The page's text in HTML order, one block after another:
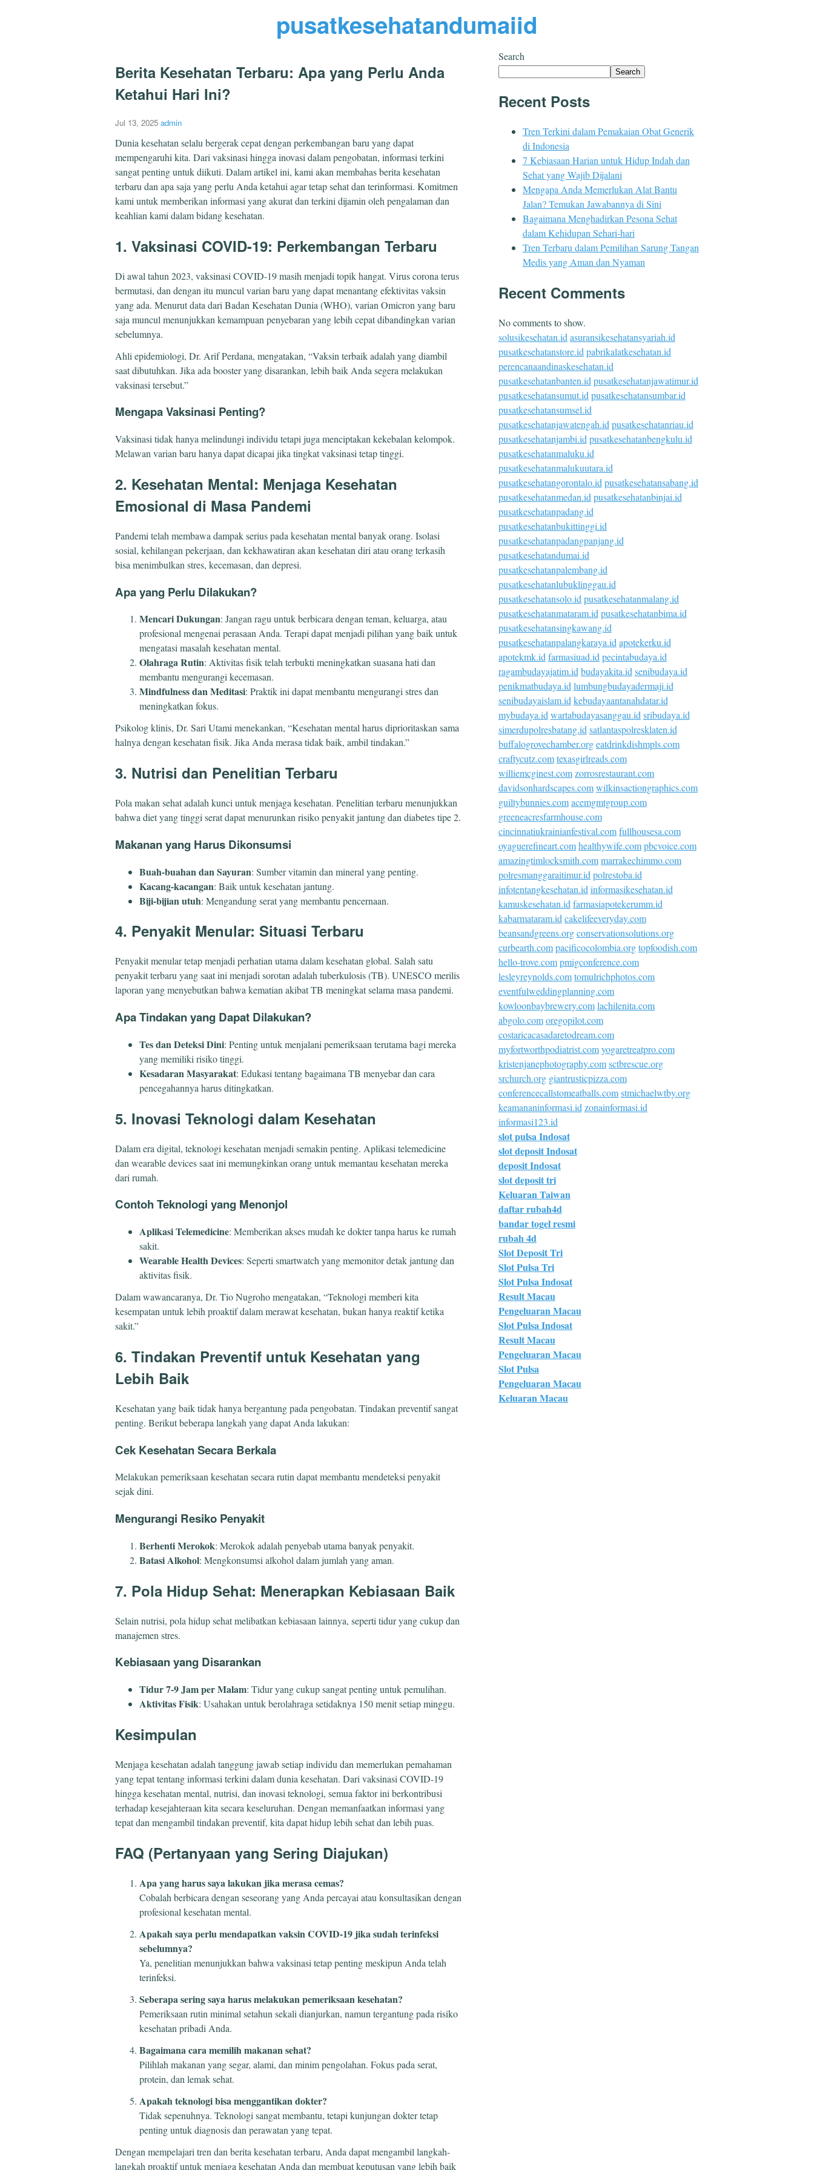
pusatkesehatandumaiid
Berita Kesehatan Terbaru: Apa yang Perlu Anda
Ketahui Hari Ini?
Jul 13, 2025 admin
Dunia kesehatan selalu bergerak cepat dengan perkembangan baru yang dapat
mempengaruhi kita. Dari vaksinasi hingga inovasi dalam pengobatan, informasi terkini
sangat penting untuk diikuti. Dalam artikel ini, kami akan membahas berita kesehatan
terbaru dan apa saja yang perlu Anda ketahui agar tetap sehat dan terinformasi. Komitmen
kami untuk memberikan informasi yang akurat dan terkini dijamin oleh pengalaman dan
keahlian kami dalam bidang kesehatan.
1. Vaksinasi COVID-19: Perkembangan Terbaru
Di awal tahun 2023, vaksinasi COVID-19 masih menjadi topik hangat. Virus corona terus
bermutasi, dan dengan itu muncul varian baru yang dapat menantang efektivitas vaksin
yang ada. Menurut data dari Badan Kesehatan Dunia (WHO), varian Omicron yang baru
saja muncul menunjukkan kemampuan penyebaran yang lebih cepat dibandingkan varian
sebelumnya.
Ahli epidemiologi, Dr. Arif Perdana, mengatakan, “Vaksin terbaik adalah yang diambil
saat dibutuhkan. Jika ada booster yang disarankan, lebih baik Anda segera melakukan
vaksinasi tersebut.”
Mengapa Vaksinasi Penting?
Vaksinasi tidak hanya melindungi individu tetapi juga menciptakan kekebalan kelompok.
Melawan varian baru hanya dapat dicapai jika tingkat vaksinasi tetap tinggi.
2. Kesehatan Mental: Menjaga Kesehatan
Emosional di Masa Pandemi
Pandemi telah membawa dampak serius pada kesehatan mental banyak orang. Isolasi
sosial, kehilangan pekerjaan, dan kekhawatiran akan kesehatan diri atau orang terkasih
bisa menimbulkan stres, kecemasan, dan depresi.
Apa yang Perlu Dilakukan?
Mencari Dukungan: Jangan ragu untuk berbicara dengan teman, keluarga, atau
profesional mengenai perasaan Anda. Terapi dapat menjadi pilihan yang baik untuk
mengatasi masalah kesehatan mental.
Olahraga Rutin: Aktivitas fisik telah terbukti meningkatkan suasana hati dan
membantu mengurangi kecemasan.
Mindfulness dan Meditasi: Praktik ini dapat membantu mengurangi stres dan
meningkatkan fokus.
Psikolog klinis, Dr. Sari Utami menekankan, “Kesehatan mental harus diprioritaskan sama
halnya dengan kesehatan fisik. Jika Anda merasa tidak baik, ambil tindakan.”
3. Nutrisi dan Penelitian Terbaru
Pola makan sehat adalah kunci untuk menjaga kesehatan. Penelitian terbaru menunjukkan
bahwa diet yang tinggi serat dapat menurunkan risiko penyakit jantung dan diabetes tipe 2.
Makanan yang Harus Dikonsumsi
Buah-buahan dan Sayuran: Sumber vitamin dan mineral yang penting.
Kacang-kacangan: Baik untuk kesehatan jantung.
Biji-bijian utuh: Mengandung serat yang membantu pencernaan.
4. Penyakit Menular: Situasi Terbaru
Penyakit menular tetap menjadi perhatian utama dalam kesehatan global. Salah satu
penyakit terbaru yang saat ini menjadi sorotan adalah tuberkulosis (TB). UNESCO merilis
laporan yang menyebutkan bahwa kematian akibat TB meningkat selama masa pandemi.
Apa Tindakan yang Dapat Dilakukan?
Tes dan Deteksi Dini: Penting untuk menjalani pemeriksaan terutama bagi mereka
yang memiliki risiko tinggi.
Kesadaran Masyarakat: Edukasi tentang bagaimana TB menyebar dan cara
pencegahannya harus ditingkatkan.
5. Inovasi Teknologi dalam Kesehatan
Dalam era digital, teknologi kesehatan menjadi semakin penting. Aplikasi telemedicine
dan wearable devices saat ini memungkinkan orang untuk memantau kesehatan mereka
dari rumah.
Contoh Teknologi yang Menonjol
Aplikasi Telemedicine: Memberikan akses mudah ke dokter tanpa harus ke rumah
sakit.
Wearable Health Devices: Seperti smartwatch yang memonitor detak jantung dan
aktivitas fisik.
Dalam wawancaranya, Dr. Tio Nugroho mengatakan, “Teknologi memberi kita
kesempatan untuk lebih proaktif dalam merawat kesehatan, bukan hanya reaktif ketika
sakit.”
6. Tindakan Preventif untuk Kesehatan yang
Lebih Baik
Kesehatan yang baik tidak hanya bergantung pada pengobatan. Tindakan preventif sangat
penting. Berikut beberapa langkah yang dapat Anda lakukan:
Cek Kesehatan Secara Berkala
Melakukan pemeriksaan kesehatan secara rutin dapat membantu mendeteksi penyakit
sejak dini.
Mengurangi Resiko Penyakit
Berhenti Merokok: Merokok adalah penyebab utama banyak penyakit.
Batasi Alkohol: Mengkonsumsi alkohol dalam jumlah yang aman.
7. Pola Hidup Sehat: Menerapkan Kebiasaan Baik
Selain nutrisi, pola hidup sehat melibatkan kebiasaan lainnya, seperti tidur yang cukup dan
manajemen stres.
Kebiasaan yang Disarankan
Tidur 7-9 Jam per Malam: Tidur yang cukup sangat penting untuk pemulihan.
Aktivitas Fisik: Usahakan untuk berolahraga setidaknya 150 menit setiap minggu.
Kesimpulan
Menjaga kesehatan adalah tanggung jawab setiap individu dan memerlukan pemahaman
yang tepat tentang informasi terkini dalam dunia kesehatan. Dari vaksinasi COVID-19
hingga kesehatan mental, nutrisi, dan inovasi teknologi, semua faktor ini berkontribusi
terhadap kesejahteraan kita secara keseluruhan. Dengan memanfaatkan informasi yang
tepat dan mengambil tindakan preventif, kita dapat hidup lebih sehat dan lebih puas.
FAQ (Pertanyaan yang Sering Diajukan)
Apa yang harus saya lakukan jika merasa cemas?
Cobalah berbicara dengan seseorang yang Anda percayai atau konsultasikan dengan
profesional kesehatan mental.
Apakah saya perlu mendapatkan vaksin COVID-19 jika sudah terinfeksi
sebelumnya?
Ya, penelitian menunjukkan bahwa vaksinasi tetap penting meskipun Anda telah
terinfeksi.
Seberapa sering saya harus melakukan pemeriksaan kesehatan?
Pemeriksaan rutin minimal setahun sekali dianjurkan, namun tergantung pada risiko
kesehatan pribadi Anda.
Bagaimana cara memilih makanan sehat?
Pilihlah makanan yang segar, alami, dan minim pengolahan. Fokus pada serat,
protein, dan lemak sehat.
Apakah teknologi bisa menggantikan dokter?
Tidak sepenuhnya. Teknologi sangat membantu, tetapi kunjungan dokter tetap
penting untuk diagnosis dan perawatan yang tepat.
Dengan mempelajari tren dan berita kesehatan terbaru, Anda dapat mengambil langkah-
langkah proaktif untuk menjaga kesehatan Anda dan membuat keputusan yang lebih baik
Search
Search
Recent Posts
Tren Terkini dalam Pemakaian Obat Generik
di Indonesia
7 Kebiasaan Harian untuk Hidup Indah dan
Sehat yang Wajib Dijalani
Mengapa Anda Memerlukan Alat Bantu
Jalan? Temukan Jawabannya di Sini
Bagaimana Menghadirkan Pesona Sehat
dalam Kehidupan Sehari-hari
Tren Terbaru dalam Pemilihan Sarung Tangan
Medis yang Aman dan Nyaman
Recent Comments
No comments to show.
solusikesehatan.id asuransikesehatansyariah.id
pusatkesehatanstore.id pabrikalatkesehatan.id
perencanaandinaskesehatan.id
pusatkesehatanbanten.id pusatkesehatanjawatimur.id
pusatkesehatansumut.id pusatkesehatansumbar.id
pusatkesehatansumsel.id
pusatkesehatanjawatengah.id pusatkesehatanriau.id
pusatkesehatanjambi.id pusatkesehatanbengkulu.id
pusatkesehatanmaluku.id
pusatkesehatanmalukuutara.id
pusatkesehatangorontalo.id pusatkesehatansabang.id
pusatkesehatanmedan.id pusatkesehatanbinjai.id
pusatkesehatanpadang.id
pusatkesehatanbukittinggi.id
pusatkesehatanpadangpanjang.id
pusatkesehatandumai.id
pusatkesehatanpalembang.id
pusatkesehatanlubuklinggau.id
pusatkesehatansolo.id pusatkesehatanmalang.id
pusatkesehatanmataram.id pusatkesehatanbima.id
pusatkesehatansingkawang.id
pusatkesehatanpalangkaraya.id apotekerku.id
apotekmk.id farmasiuad.id pecintabudaya.id
ragambudayajatim.id budayakita.id senibudaya.id
penikmatbudaya.id lumbungbudayadermaji.id
senibudayaislam.id kebudayaantanahdatar.id
mybudaya.id wartabudayasanggau.id sribudaya.id
simerdupolresbatang.id satlantaspolresklaten.id
buffalogrovechamber.orgeatdrinkdishmpls.com
craftycutz.comtexasgirlreads.com
williemcginest.comzorrosrestaurant.com
davidsonhardscapes.comwilkinsactiongraphics.com
guiltybunnies.comacemgmtgroup.com
greeneacresfarmhouse.com
cincinnatiukrainianfestival.comfullhousesa.com
oyaguerefineart.comhealthywife.compbcvoice.com
amazingtimlocksmith.commarrakechimmo.com
polresmanggaraitimur.id polrestoba.id
infotentangkesehatan.id informasikesehatan.id
kamuskesehatan.id farmasiapotekerumm.id
kabarmataram.id cakelifeeveryday.com
beansandgreens.orgconservationsolutions.org
curbearth.compacificocolombia.orgtopfoodish.com
hello-trove.compmigconference.com
lesleyreynolds.comtomulrichphotos.com
eventfulweddingplanning.com
kowloonbaybrewery.comlachilenita.com
abgolo.comoregopilot.com
costaricacasadaretodream.com
myfortworthpodiatrist.comyogaretreatpro.com
kristenjanephotography.comsctbrescue.org
srchurch.org giantrusticpizza.com
conferencecallstomeatballs.comstmichaelwtby.org
keamananinformasi.id zonainformasi.id
informasi123.id
slot pulsa Indosat
slot deposit Indosat
deposit Indosat
slot deposit tri
Keluaran Taiwan
daftar rubah4d
bandar togel resmi
rubah 4d
Slot Deposit Tri
Slot Pulsa Tri
Slot Pulsa Indosat
Result Macau
Pengeluaran Macau
Slot Pulsa Indosat
Result Macau
Pengeluaran Macau
Slot Pulsa
Pengeluaran Macau
Keluaran Macau